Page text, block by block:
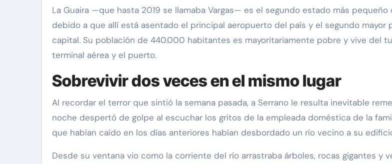
La Guaira —que hasta 2019 se llamaba Vargas— es el segundo estado más
debido a que allí está asentado el principal aeropuerto del país y el segundo
capital. Su población de 440.000 habitantes es mayoritariamente pobre y vive del
terminal aérea y el puerto.
Sobrevivir dos veces en el mismo lugar
Al recordar el terror que sintió la semana pasada, a Serrano le resulta inevitable
noche despertó de golpe al escuchar los gritos de la empleada doméstica de la
que habían caído en los días anteriores habían desbordado un río vecino a su
Desde su ventana vio como la corriente del río arrastraba árboles, rocas gigantes y